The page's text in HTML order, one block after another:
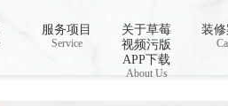
线播放,国产草莓视
服务项目
Service
关于草莓
视频污版
APP下载
About Us
装修